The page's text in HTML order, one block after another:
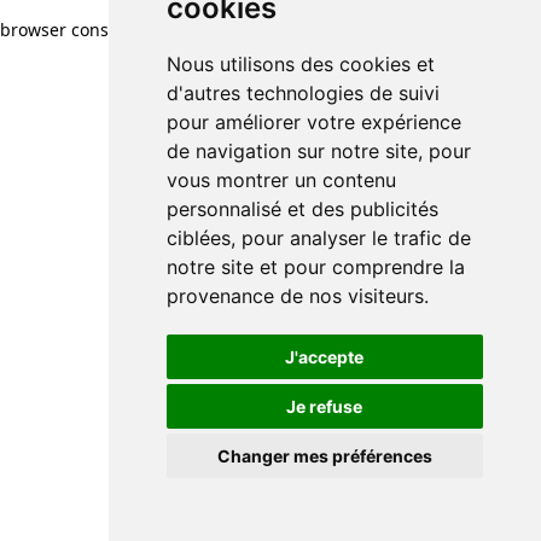
cookies
Nous utilisons des cookies et
d'autres technologies de suivi
pour améliorer votre expérience
de navigation sur notre site, pour
vous montrer un contenu
personnalisé et des publicités
ciblées, pour analyser le trafic de
notre site et pour comprendre la
provenance de nos visiteurs.
J'accepte
Je refuse
Changer mes préférences
browser console for more information)